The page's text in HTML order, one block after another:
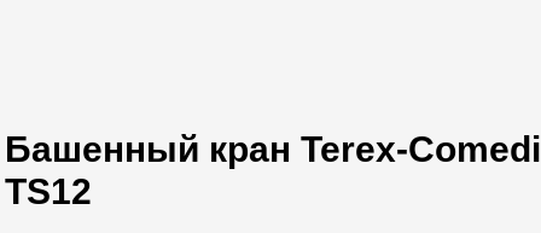
Башенный кран Terex-
TS12